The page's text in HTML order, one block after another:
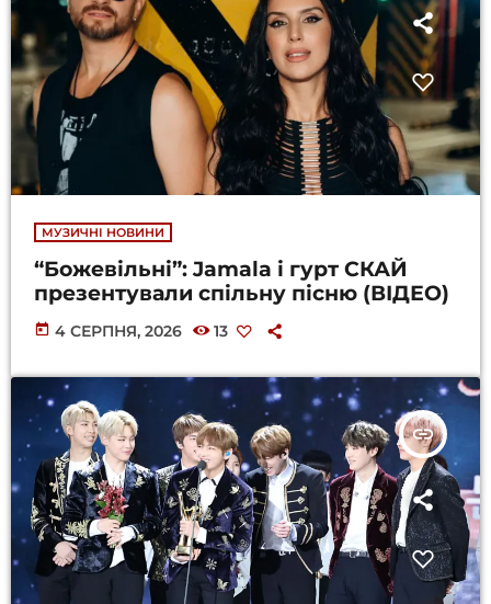
МУЗИЧНІ НОВИНИ
“Божевільні”: Jamala і гурт СКАЙ
презентували спільну пісню (ВІДЕО)
today 4 СЕРПНЯ, 2026 13
insert_link